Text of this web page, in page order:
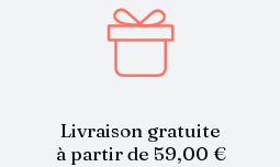
Livraison gratuite
à partir de 59,00 €